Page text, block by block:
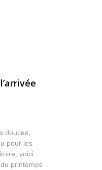
douces,
pour les
voici
printemps